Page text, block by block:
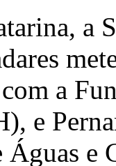
a
a
e
Águas e